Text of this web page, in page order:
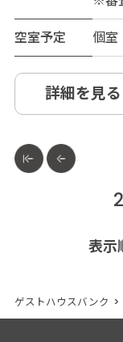
空室予定
個室
詳細を見る
表示
ゲストハウスバンク >